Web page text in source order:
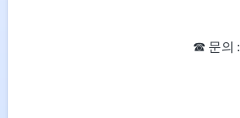
☎ 문의 :